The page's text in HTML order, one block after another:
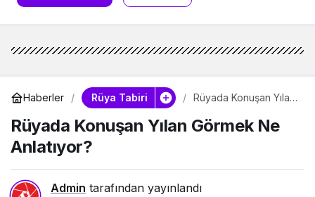
Haberler Rüya Tabiri
Rüyada Konuşan Yılan
Rüyada Konuşan Yılan Görmek Ne
Anlatıyor?
Admin tarafından yayınlandı